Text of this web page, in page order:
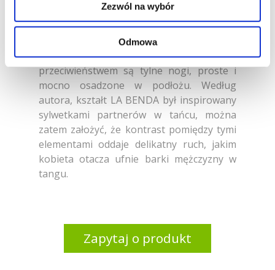
Zezwól na wybór
Odmowa
wygięty w kilku miejscach pręt bukowy,
który stanowi konstrukcję obu przednich
nóg fotela oraz jednocześnie wzmacnia
tylną część oparcia. Jego wizualnym
przeciwieństwem są tylne nogi, proste i
mocno osadzone w podłożu. Według
autora, kształt LA BENDA był inspirowany
sylwetkami partnerów w tańcu, można
zatem założyć, że kontrast pomiędzy tymi
elementami oddaje delikatny ruch, jakim
kobieta otacza ufnie barki mężczyzny w
tangu.
Zapytaj o produkt